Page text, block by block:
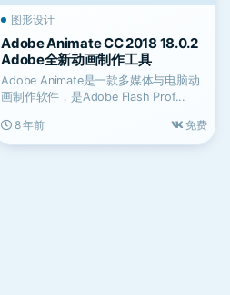
图形设计
Adobe Animate CC 2018 18.0.2
Adobe全新动画制作工具
Adobe Animate是一款多媒体与电脑动
画制作软件，是Adobe Flash Prof...
8 年前 免费